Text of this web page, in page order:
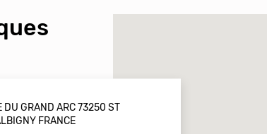
DU GRAND ARC 73250 ST
FRANCE